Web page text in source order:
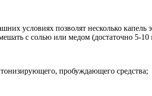
условиях позволят несколько
с солью или медом (достаточно 5-10
пробуждающего средства;